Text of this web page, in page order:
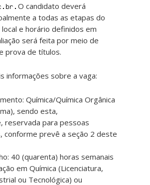
O candidato deverá
a todas as etapas do
e horário definidos em
será feita por meio de
prova de títulos.
informações sobre a vaga:
Química/Química Orgânica
sendo esta,
reservada para pessoas
conforme prevê a seção 2 deste
40 (quarenta) horas semanais
em Química (Licenciatura,
ou Tecnológica) ou